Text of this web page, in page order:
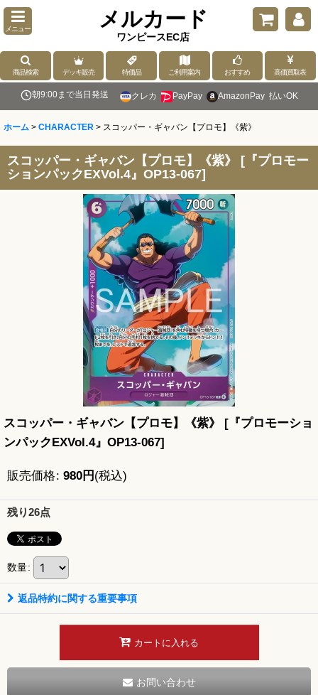
メニュー メルカード
ワンピースEC店
商品検索 デッキ販売 特価品 ご利用案内 おすすめ 高価買取表
朝9:00まで当日発送 クレカ PayPay AmazonPay 払いOK
ホーム > CHARACTER > スコッパー・ギャバン【プロモ】《紫》
スコッパー・ギャバン【プロモ】《紫》 [ 『プロモー
ションパックEXVol.4』OP13-067]
スコッパー・ギャバン【プロモ】《紫》 [ 『プロモーショ
ンパックEXVol.4』OP13-067]
販売価格: 980円 (税込)
残り26点
数量:
返品特約に関する重要事項
カートに入れる
お問い合わせ